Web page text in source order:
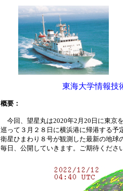
東海大学情報技
概要：
今回、望星丸は2020年2月20日に東京
巡って３月２８日に横浜港に帰港する予
衛星ひまわり８号が観測した最新の地球
毎日、公開していきます。ご期待くださ